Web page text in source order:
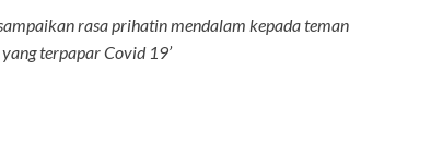
rasa prihatin mendalam kepada teman
terpapar Covid 19’